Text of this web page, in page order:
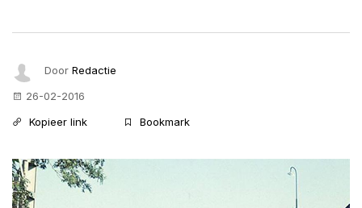
Door Redactie
26-02-2016
Kopieer link
Bookmark